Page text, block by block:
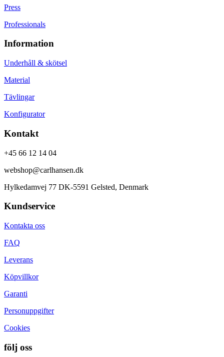
Press
Professionals
Information
Underhåll & skötsel
Material
Tävlingar
Konfigurator
Kontakt
+45 66 12 14 04
webshop@carlhansen.dk
Hylkedamvej 77 DK-5591 Gelsted, Denmark
Kundservice
Kontakta oss
FAQ
Leverans
Köpvillkor
Garanti
Personuppgifter
Cookies
följ oss